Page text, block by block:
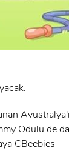
x
Ödülü de
CBeebies